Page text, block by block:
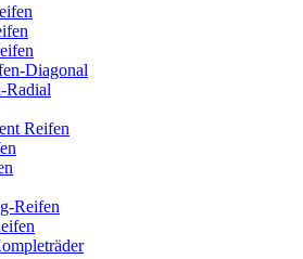
Diagonal
Radial
Reifen
Reifen